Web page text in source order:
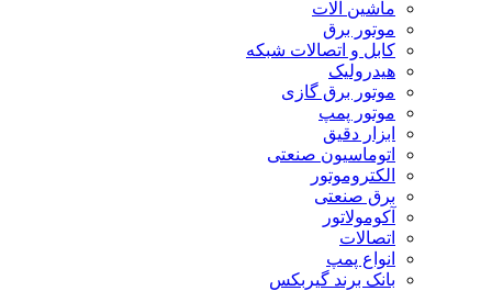
ماشین آلات
موتور برق
کابل و اتصالات شبکه
هیدرولیک
موتور برق گازی
موتور پمپ
ابزار دقیق
اتوماسیون صنعتی
الکتروموتور
برق صنعتی
آکومولاتور
اتصالات
انواع پمپ
بانک برند گیربکس